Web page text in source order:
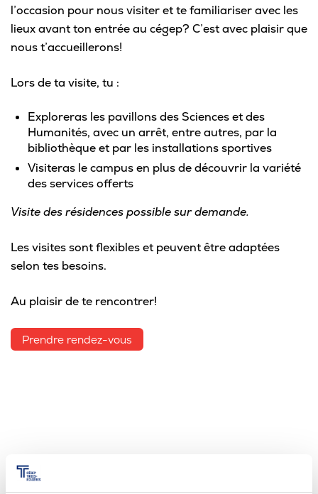
Le cégep
Stages et emplois pour étudiants
Communications
Liens utiles
Omnivox
Guichet des requêtes
Portail CégepTR
Urgences
l’occasion pour nous visiter et te familiariser avec les
lieux avant ton entrée au cégep? C’est avec plaisir que
nous t’accueillerons!
Lors de ta visite, tu :
Exploreras les pavillons des Sciences et des
Humanités, avec un arrêt, entre autres, par la
bibliothèque et par les installations sportives
Visiteras le campus en plus de découvrir la variété
des services offerts
Visite des résidences possible sur demande.
Les visites sont flexibles et peuvent être adaptées
selon tes besoins.
Au plaisir de te rencontrer!
Prendre rendez-vous